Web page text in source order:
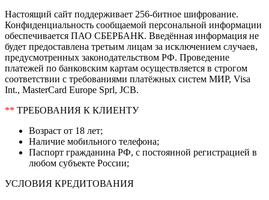
Настоящий сайт поддерживает 256-битное шифрование.
Конфиденциальность сообщаемой персональной информации
обеспечивается ПАО СБЕРБАНК. Введённая информация не
будет предоставлена третьим лицам за исключением случаев,
предусмотренных законодательством РФ. Проведение
платежей по банковским картам осуществляется в строгом
соответствии с требованиями платёжных систем МИР, Visa
Int., MasterCard Europe Sprl, JCB.
** ТРЕБОВАНИЯ К КЛИЕНТУ
Возраст от 18 лет;
Наличие мобильного телефона;
Паспорт гражданина РФ, с постоянной регистрацией в
любом субъекте России;
УСЛОВИЯ КРЕДИТОВАНИЯ